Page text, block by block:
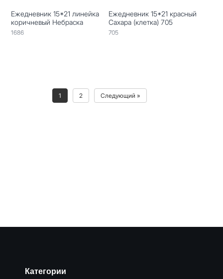
Ежедневник 15*21 линейка
коричневый Небраска
1686
Ежедневник 15*21 красный
Сахара (клетка) 705
705
1 2 Следующий »
Категории